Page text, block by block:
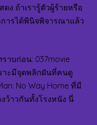
ง ถ้าเรารู้ตัวผู้ร้ายหรือ
ารได้พินิจพิจารณาแล้ว
าบก่อน: 037movie
าะมีจุดพลิกผันที่คนดู
No Way Home ที่มี
ว้าวกันทั้งโรงหนัง นี่